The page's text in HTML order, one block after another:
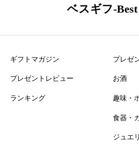
ネックレス 60022327 口コ
ベスギフ-
ギフトマガジン
プレゼントレビュー
ランキング
プレゼ
お酒
趣味・
食器・
ジュエ